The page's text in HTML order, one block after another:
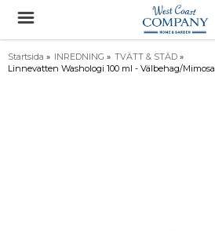
Startsida » INREDNING » TVÄTT & STÄD »
Linnevatten Washologi 100 ml - Välbehag/Mimosa